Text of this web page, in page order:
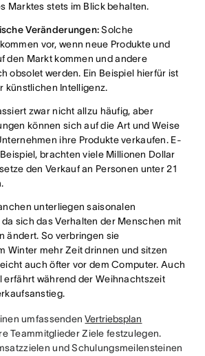
Marktes stets im Blick behalten.
Veränderungen:Solche
vor, wenn neue Produkte und
den Markt kommen und andere
obsolet werden. Ein Beispiel hierfür ist
künstlichen Intelligenz.
zwar nicht allzu häufig, aber
können sich auf die Art und Weise
ihre Produkte verkaufen. E-
brachten viele Millionen Dollar
den Verkauf an Personen unter 21
unterliegen saisonalen
sich das Verhalten der Menschen mit
ändert. So verbringen sie
Winter mehr Zeit drinnen und sitzen
auch öfter vor dem Computer. Auch
erfährt während der Weihnachtszeit
umfassendenVertriebsplan
Teammitglieder Ziele festzulegen.
und Schulungsmeilensteinen